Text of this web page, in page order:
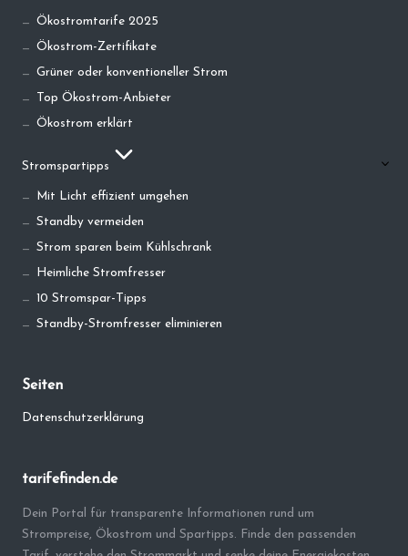
Ökostromtarife 2025
Ökostrom-Zertifikate
Grüner oder konventioneller Strom
Top Ökostrom-Anbieter
Ökostrom erklärt
Stromspartipps
Mit Licht effizient umgehen
Standby vermeiden
Strom sparen beim Kühlschrank
Heimliche Stromfresser
10 Stromspar-Tipps
Standby-Stromfresser eliminieren
Seiten
Datenschutzerklärung
tarifefinden.de
Dein Portal für transparente Informationen rund um
Strompreise, Ökostrom und Spartipps. Finde den passenden